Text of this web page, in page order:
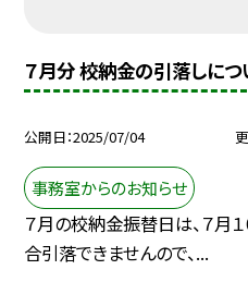
７月分 校納金の引落しにつ
公開日 2025/07/04
事務室からのお知らせ
７月の校納金振替日は、７月
合引落できませんので、...